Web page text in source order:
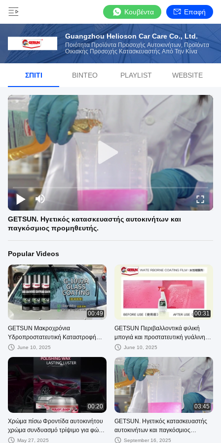
Κουβέντα Επαφή
Guangzhou Helioson Car Care Co., Ltd.
Ποιότητα Προϊόντα Προσοχής Αυτοκινήτων, Προϊόντα
Οικιακής Προσοχής Κατασκευαστής Από Την Κίνα
ΣΠΊΤΙ ΒΊΝΤΕΟ PLAYLIST WEBSITE
GETSUN. Ηγετικός κατασκευαστής αυτοκινήτων και
παγκόσμιος προμηθευτής.
Popular Videos
00:49
GETSUN Μακροχρόνια
Υδροπροστατευτική Καταστροφή
Παρενθύμισης Παρενθύμισης
June 10, 2025
00:31
GETSUN Περιβαλλοντικά φιλική
μπογιά και προστατευτική γυάλινη
ταινία για την επιφάνεια αυτοκινήτων
June 10, 2025
00:20
Χρώμα πίσω Φροντίδα αυτοκινήτου
χρώμα συνδυασμό τρίψιμο για φώτα
νερό βασισμένο OEM
May 27, 2025
03:45
GETSUN. Ηγετικός κατασκευαστής
αυτοκινήτων και παγκόσμιος
προμηθευτής.
September 16, 2025